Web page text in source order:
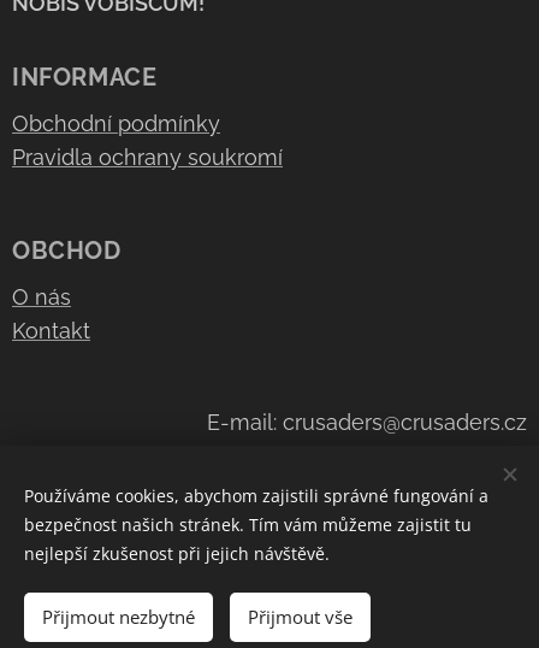
INFORMACE
Obchodní podmínky
Pravidla ochrany soukromí
OBCHOD
O nás
Kontakt
E-mail: crusaders@crusaders.cz
Navštivte náš kanál naYouTube
Měna
Používáme cookies, abychom zajistili správné fungování a
bezpečnost našich stránek. Tím vám můžeme zajistit tu
nejlepší zkušenost při jejich návštěvě.
Přijmout nezbytné Přijmout vše